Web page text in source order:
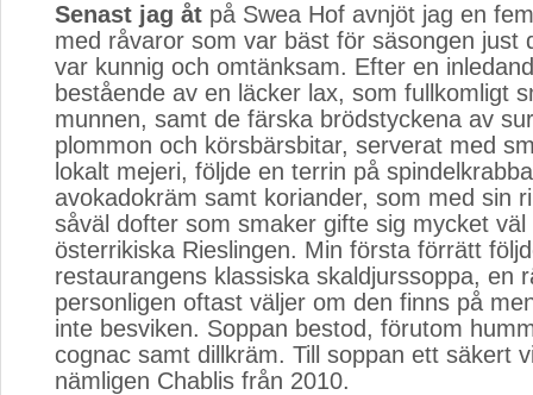
Senast jag åt på Swea Hof avnjöt jag en
med råvaror som var bäst för säsongen just
var kunnig och omtänksam. Efter en
bestående av en läcker lax, som fullkomligt
munnen, samt de färska brödstyckena av
plommon och körsbärsbitar, serverat med
lokalt mejeri, följde en terrin på
avokadokräm samt koriander, som med sin
såväl dofter som smaker gifte sig mycket väl
österrikiska Rieslingen. Min första förrätt
restaurangens klassiska skaldjurssoppa, en
personligen oftast väljer om den finns på
inte besviken. Soppan bestod, förutom
cognac samt dillkräm. Till soppan ett säkert
nämligen Chablis från 2010.